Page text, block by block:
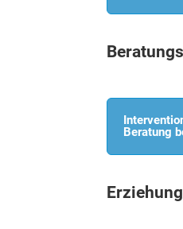
Beratung